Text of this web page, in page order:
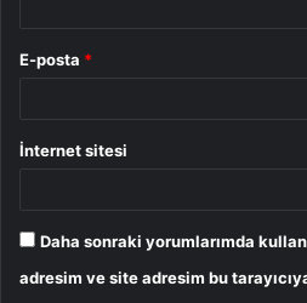
E-posta *
İnternet sitesi
Daha sonraki yorumlarımda
adresim ve site adresim bu